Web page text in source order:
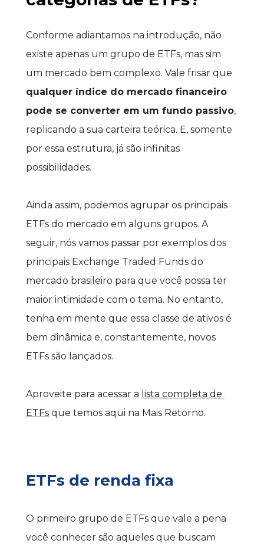
Conforme adiantamos na introdução, não
existe apenas um grupo de ETFs, mas sim
qualquer índice do mercado financeiro
pode se converter em um fundo passivo,
replicando a sua carteira teórica. E, somente
por essa estrutura, já são infinitas
possibilidades.
Ainda assim, podemos agrupar os principais
ETFs do mercado em alguns grupos. A
seguir, nós vamos passar por exemplos dos
principais Exchange Traded Funds do
mercado brasileiro para que você possa ter
maior intimidade com o tema. No entanto,
tenha em mente que essa classe de ativos é
bem dinâmica e, constantemente, novos
ETFs são lançados.
Aproveite para acessar a lista completa de
ETFs que temos aqui na Mais Retorno.
ETFs de renda fixa
O primeiro grupo de ETFs que vale a pena
você conhecer são aqueles que buscam